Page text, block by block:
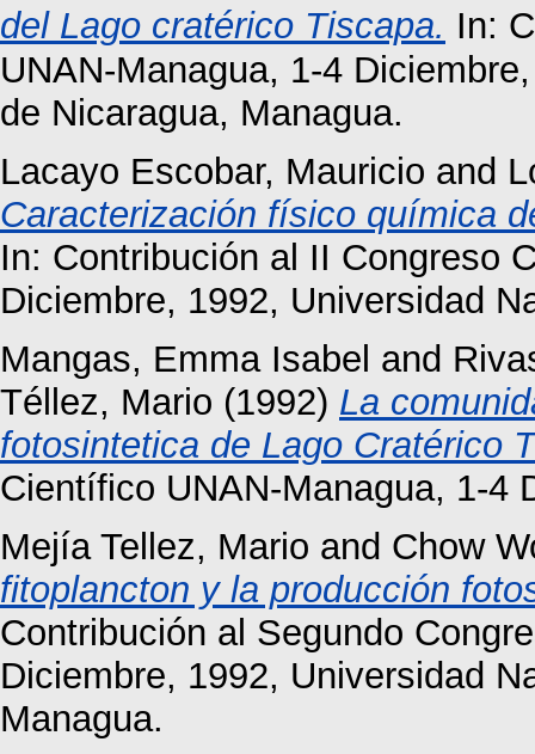
del Lago cratérico Tiscapa. In:
UNAN-Managua, 1-4
de Nicaragua, Managua.
Lacayo Escobar, Mauricio and
Caracterización físico química
In: Contribución al II Congreso
Diciembre, 1992, Universidad
Mangas, Emma Isabel and
Téllez, Mario (1992) La
fotosintetica de Lago Cratérico
Científico UNAN-Managua, 1-4
Mejía Tellez, Mario and Chow
fitoplancton y la producción
Contribución al Segundo
Diciembre, 1992, Universidad
Managua.